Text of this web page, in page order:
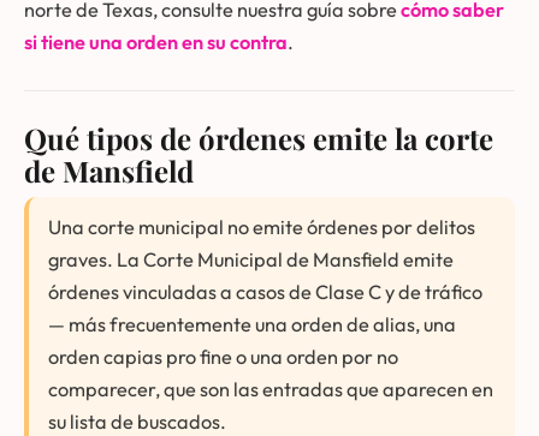
norte de Texas, consulte nuestra guía sobrecómo saber
si tiene una orden en su contra.
Qué tipos de órdenes emite la corte
de Mansfield
Una corte municipal no emite órdenes por delitos
graves. La Corte Municipal de Mansfield emite
órdenes vinculadas a casos de Clase C y de tráfico
— más frecuentemente una orden de alias, una
orden capias pro fine o una orden por no
comparecer, que son las entradas que aparecen en
su lista de buscados.